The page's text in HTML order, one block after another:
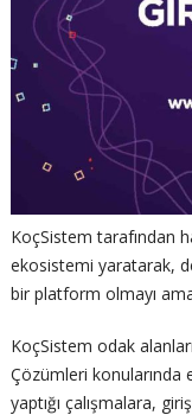
KoçSistem tarafından
ekosistemi yaratarak,
bir platform olmayı
KoçSistem odak
Çözümleri
yaptığı çalışmalara,